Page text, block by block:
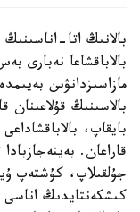
بالانىڭ اتا-
بالاباقشاعا نەبارى
مازاسىزدانۋىن
بالاسىنىڭ
بايقاپ،
قاراعان.
جۇلقىلاپ، كۇشتەپ
كىشكەنتايدىڭ